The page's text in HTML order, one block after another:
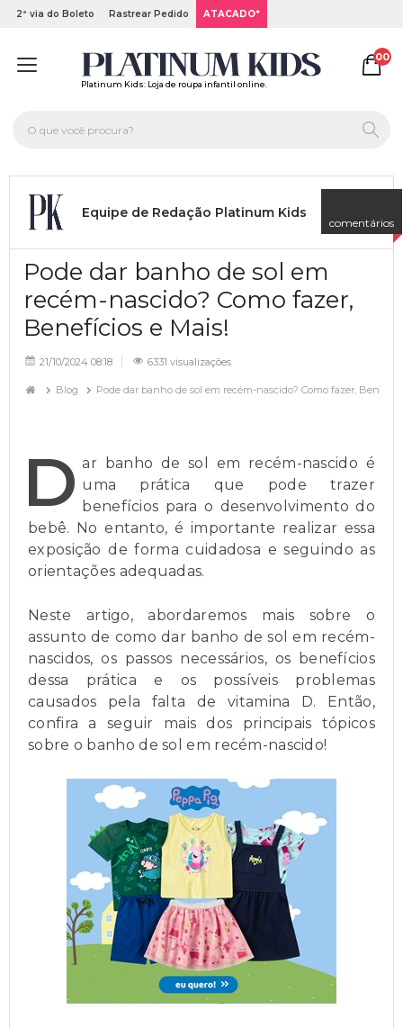
2ª via do Boleto Rastrear Pedido ATACADO*
Platinum Kids: Loja de roupa infantil online.
00
Equipe de Redação Platinum Kids
comentários
Pode dar banho de sol em
recém-nascido? Como fazer,
Benefícios e Mais!
21/10/2024 08:18 6331 visualizações
Blog Pode dar banho de sol em recém-nascido? Como fazer,
D ar banho de sol em recém-nascido é
uma prática que pode trazer
benefícios para o desenvolvimento do
bebê. No entanto, é importante realizar essa
exposição de forma cuidadosa e seguindo as
orientações adequadas.
Neste artigo, abordaremos mais sobre o
assunto de como dar banho de sol em recém-
nascidos, os passos necessários, os benefícios
dessa prática e os possíveis problemas
causados pela falta de vitamina D. Então,
confira a seguir mais dos principais tópicos
sobre o banho de sol em recém-nascido!